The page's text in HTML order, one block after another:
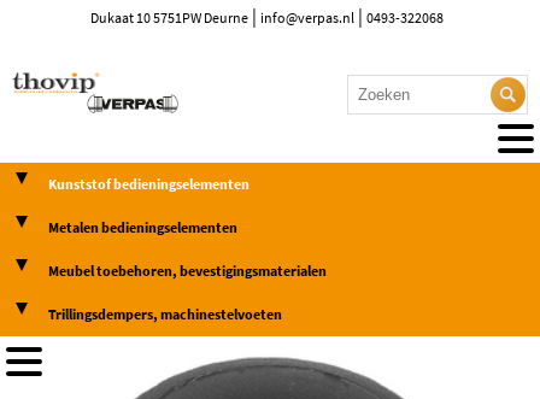
Dukaat 10 5751PW Deurne| info@verpas.nl| 0493-322068
Kunststof bedieningselementen
Metalen bedieningselementen
Meubel toebehoren, bevestigingsmaterialen
Trillingsdempers, machinestelvoeten